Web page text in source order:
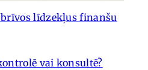
līdzekļus finanšu
vai konsultē?